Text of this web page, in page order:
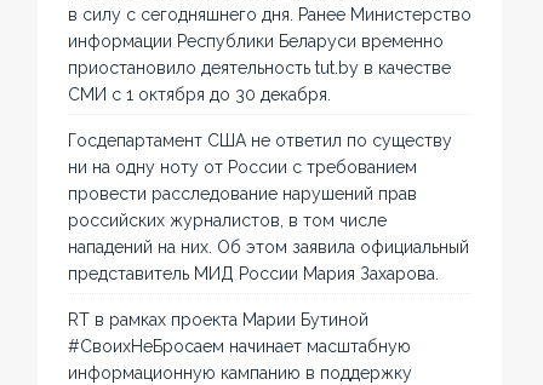
в силу с сегодняшнего дня. Ранее Министерство
информации Республики Беларуси временно
приостановило деятельность tut.by в качестве
СМИ с 1 октября до 30 декабря.
Госдепартамент США не ответил по существу
ни на одну ноту от России с требованием
провести расследование нарушений прав
российских журналистов, в том числе
нападений на них. Об этом заявила официальный
представитель МИД России Мария Захарова.
RT в рамках проекта Марии Бутиной
#СвоихНеБросаем начинает масштабную
информационную кампанию в поддержку